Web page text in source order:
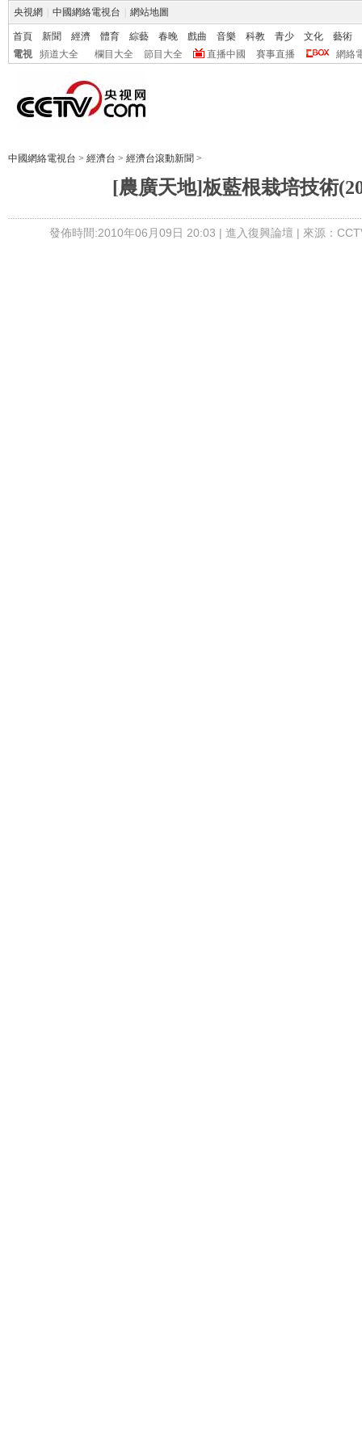
央視網 中國網絡電視台 網站地圖
首頁 新聞 經濟 體育 綜藝 春晚 戲曲 音樂 科教 青少 文化
藝術
電視
頻道大全 欄目大全 節目大全 直播中國 賽事直播 網絡
中國網絡電視台 > 經濟台 > 經濟台滾動新聞 >
[農廣天地]板藍根栽培技術
發佈時間:2010年06月09日 20:03 | 進入復興論壇 | 來源：